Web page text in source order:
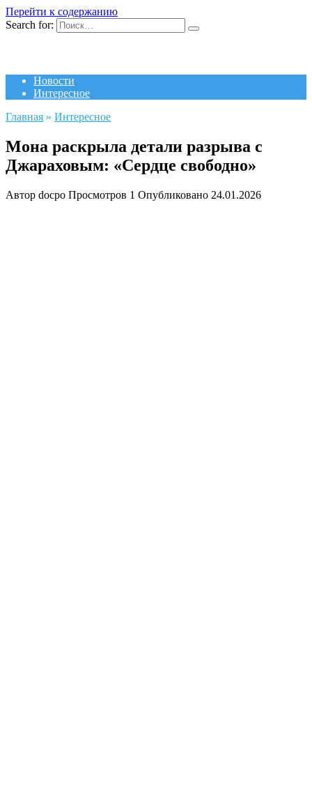
Перейти к содержанию
Search for:
Новости
Интересное
Главная » Интересное
Мона раскрыла детали разрыва с
Джараховым: «Сердце свободно»
Автор docpo Просмотров 1 Опубликовано 24.01.2026